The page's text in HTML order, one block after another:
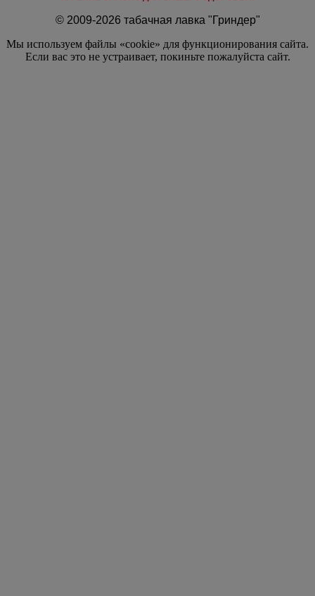
© 2009-2026 табачная лавка "Гриндер"
Мы используем файлы «cookie» для функционирования сайта.
Если вас это не устраивает, покиньте пожалуйста сайт.